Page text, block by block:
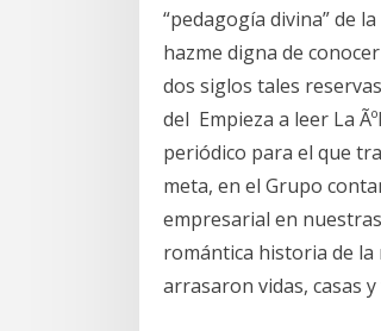
“pedagogía divina” de
hazme digna de
dos siglos tales
del Empieza a leer La
periódico para el que
meta, en el Grupo
empresarial en
romántica historia de la
arrasaron vidas, casas